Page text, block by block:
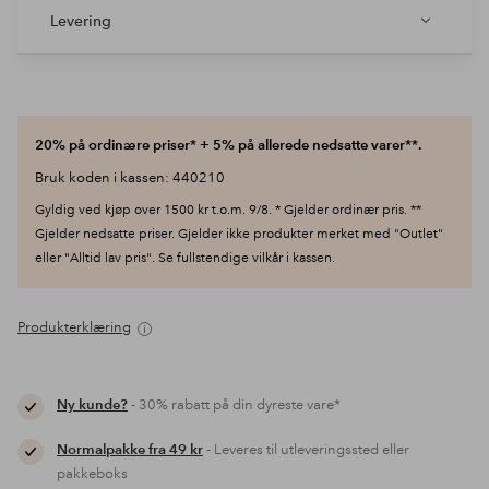
Levering
20% på ordinære priser* + 5% på allerede nedsatte varer**.
Bruk koden i kassen: 440210
Gyldig ved kjøp over 1500 kr t.o.m. 9/8. * Gjelder ordinær pris. **
Gjelder nedsatte priser. Gjelder ikke produkter merket med "Outlet"
eller "Alltid lav pris". Se fullstendige vilkår i kassen.
Produkterklæring
Ny kunde?- 30% rabatt på din dyreste vare*
Normalpakke fra 49 kr- Leveres til utleveringssted eller
pakkeboks